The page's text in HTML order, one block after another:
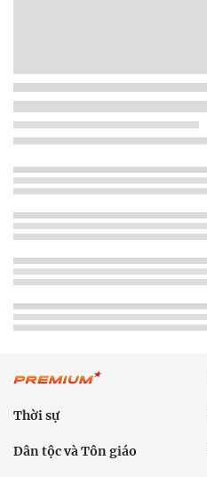
Thời sự
Dân tộc và Tôn giáo